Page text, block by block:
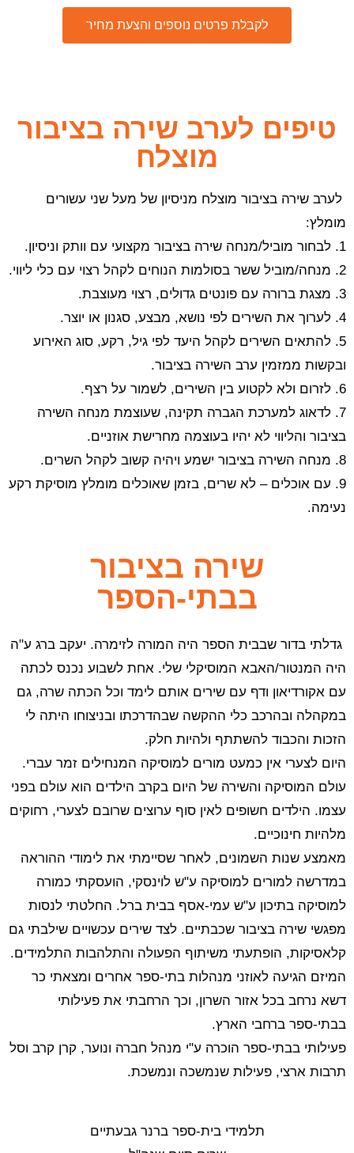
לקבלת פרטים נוספים והצעת מחיר
טיפים לערב שירה בציבור
מוצלח
לערב שירה בציבור מוצלח מניסיון של מעל שני עשורים
מומלץ:
1. לבחור מוביל/מנחה שירה בציבור מקצועי עם וותק וניסיון.
2. מנחה/מוביל ששר בסולמות הנוחים לקהל רצוי עם כלי ליווי.
3. מצגת ברורה עם פונטים גדולים, רצוי מעוצבת.
4. לערוך את השירים לפי נושא, מבצע, סגנון או יוצר.
5. להתאים השירים לקהל היעד לפי גיל, רקע, סוג האירוע
ובקשות ממזמין ערב השירה בציבור.
6. לזרום ולא לקטוע בין השירים, לשמור על רצף.
7. לדאוג למערכת הגברה תקינה, שעוצמת מנחה השירה
בציבור והליווי לא יהיו בעוצמה מחרישת אוזניים.
8. מנחה השירה בציבור ישמע ויהיה קשוב לקהל השרים.
9. עם אוכלים – לא שרים, בזמן שאוכלים מומלץ מוסיקת רקע
נעימה.
שירה בציבור
בבתי-הספר
גדלתי בדור שבבית הספר היה המורה לזימרה. יעקב ברג ע"ה
היה המנטור/האבא המוסיקלי שלי. אחת לשבוע נכנס לכתה
עם אקורדיאון ודף עם שירים אותם לימד וכל הכתה שרה, גם
במקהלה ובהרכב כלי ההקשה שבהדרכתו ובניצוחו היתה לי
הזכות והכבוד להשתתף ולהיות חלק.
היום לצערי אין כמעט מורים למוסיקה המנחילים זמר עברי.
עולם המוסיקה והשירה של היום בקרב הילדים הוא עולם בפני
עצמו. הילדים חשופים לאין סוף ערוצים שרובם לצערי, רחוקים
מלהיות חינוכיים.
מאמצע שנות השמונים, לאחר שסיימתי את לימודי ההוראה
במדרשה למורים למוסיקה ע"ש לוינסקי, הועסקתי כמורה
למוסיקה בתיכון ע"ש עמי-אסף בבית ברל. החלטתי לנסות
מפגשי שירה בציבור שכבתיים. לצד שירים עכשויים שילבתי גם
קלאסיקות, הופתעתי משיתוף הפעולה והתלהבות התלמידים.
המיזם הגיעה לאוזני מנהלות בתי-ספר אחרים ומצאתי כר
דשא נרחב בכל אזור השרון, וכך הרחבתי את פעילותי
בבתי-ספר ברחבי הארץ.
פעילותי בבתי-ספר הוכרה ע"י מנהל חברה ונוער, קרן קרב וסל
תרבות ארצי, פעילות שנמשכה ונמשכת.
תלמידי בית-ספר ברנר גבעתיים